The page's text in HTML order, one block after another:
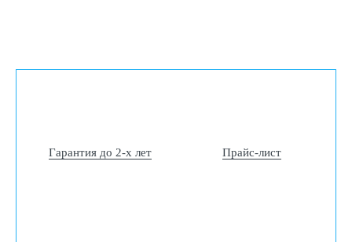
Гарантия до 2-х лет Прайс-лист